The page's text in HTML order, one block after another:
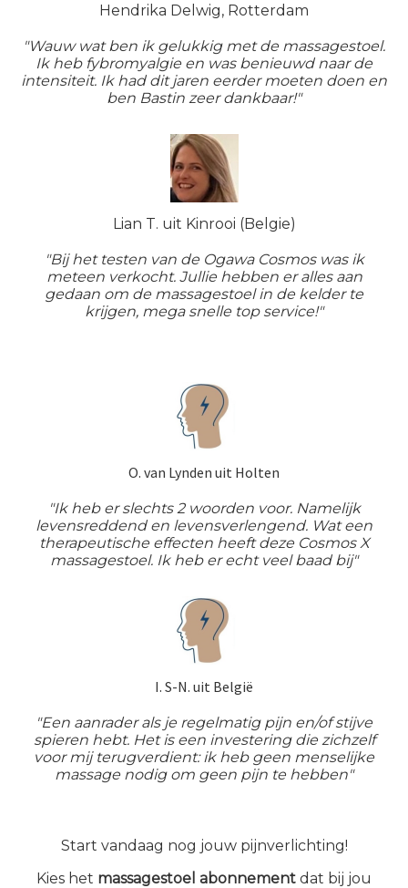
Hendrika Delwig, Rotterdam
"Wauw wat ben ik gelukkig met de massagestoel.
Ik heb fybromyalgie en was benieuwd naar de
intensiteit. Ik had dit jaren eerder moeten doen en
ben Bastin zeer dankbaar!"
Lian T. uit Kinrooi (Belgie)
"Bij het testen van de Ogawa Cosmos was ik
meteen verkocht. Jullie hebben er alles aan
gedaan om de massagestoel in de kelder te
krijgen, mega snelle top service!"
O. van Lynden uit Holten
"Ik heb er slechts 2 woorden voor. Namelijk
levensreddend en levensverlengend. Wat een
therapeutische effecten heeft deze Cosmos X
massagestoel. Ik heb er echt veel baad bij"
I. S-N. uit België
"Een aanrader als je regelmatig pijn en/of stijve
spieren hebt. Het is een investering die zichzelf
voor mij terugverdient: ik heb geen menselijke
massage nodig om geen pijn te hebben"
Start vandaag nog jouw pijnverlichting!
Kies het massagestoel abonnement dat bij jou